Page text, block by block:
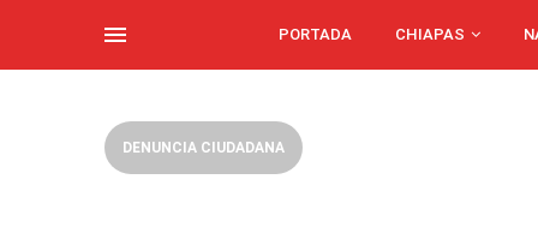
PORTADA CHIAPAS
DENUNCIA CIUDADANA